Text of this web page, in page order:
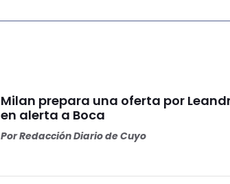
Milan prepara una oferta por
en alerta a Boca
PorRedacción Diario de Cuyo